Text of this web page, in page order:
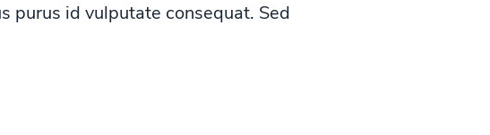
purus id vulputate consequat. Sed